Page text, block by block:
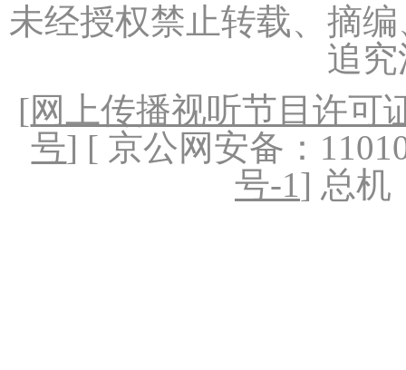
未经授权禁止转载、摘
追
[网上传播视听节目许可
号] [ 京公网安备：
号-1] 总机